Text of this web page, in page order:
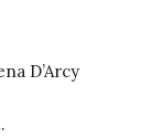
D’Arcy